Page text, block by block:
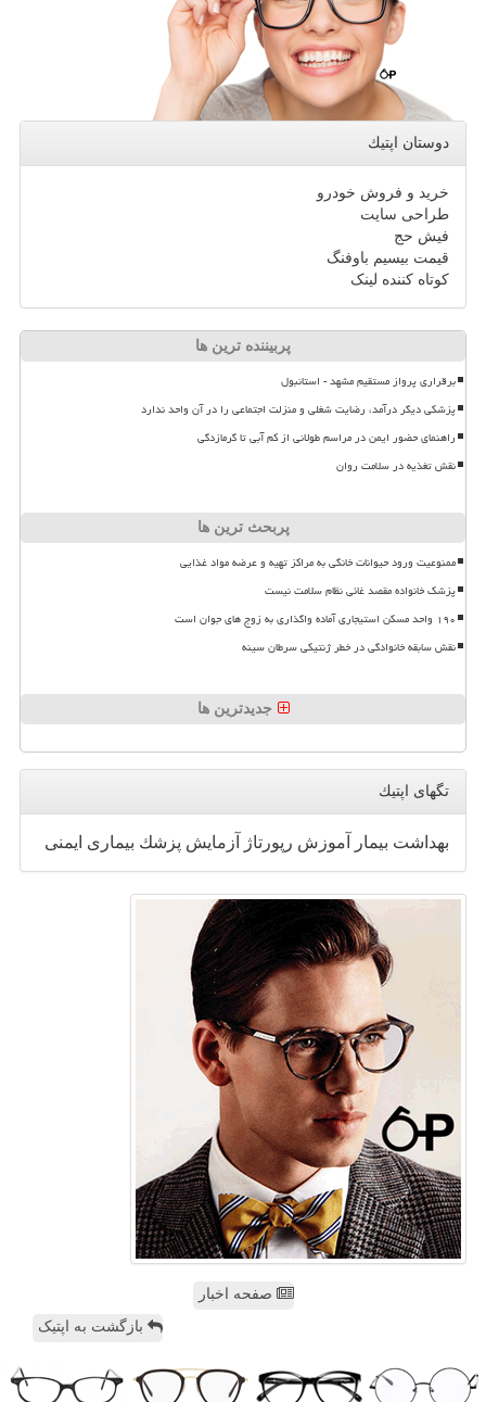
دوستان اپتیك
خرید و فروش خودرو
طراحی سایت
فیش حج
قیمت بیسیم باوفنگ
کوتاه کننده لینک
پربیننده ترین ها
برقراری پرواز مستقیم مشهد - استانبول
پزشکی دیگر درآمد، رضایت شغلی و منزلت اجتماعی را در آن واحد ندارد
راهنمای حضور ایمن در مراسم طولانی از کم آبی تا گرمازدگی
نقش تغذیه در سلامت روان
پربحث ترین ها
ممنوعیت ورود حیوانات خانگی به مراکز تهیه و عرضه مواد غذایی
پزشک خانواده مقصد غائی نظام سلامت نیست
۱۹۰ واحد مسکن استیجاری آماده واگذاری به زوج های جوان است
نقش سابقه خانوادگی در خطر ژنتیکی سرطان سینه
جدیدترین ها
تگهای اپتیك
بهداشت بیمار آموزش رپورتاژ آزمایش پزشك بیماری ایمنی
صفحه اخبار
بازگشت به اپتیک